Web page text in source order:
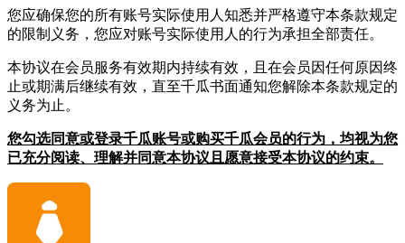
您应确保您的所有账号实际使用人知悉并严格遵守本条款规定
的限制义务，您应对账号实际使用人的行为承担全部责任。
本协议在会员服务有效期内持续有效，且在会员因任何原因终
止或期满后继续有效，直至千瓜书面通知您解除本条款规定的
义务为止。
您勾选同意或登录千瓜账号或购买千瓜会员的行为，均视为您
已充分阅读、理解并同意本协议且愿意接受本协议的约束。